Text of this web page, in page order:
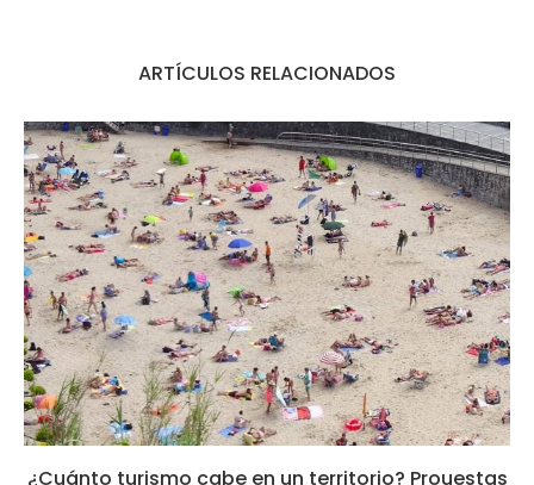
ARTÍCULOS RELACIONADOS
¿Cuánto turismo cabe en un territorio? Prouestas